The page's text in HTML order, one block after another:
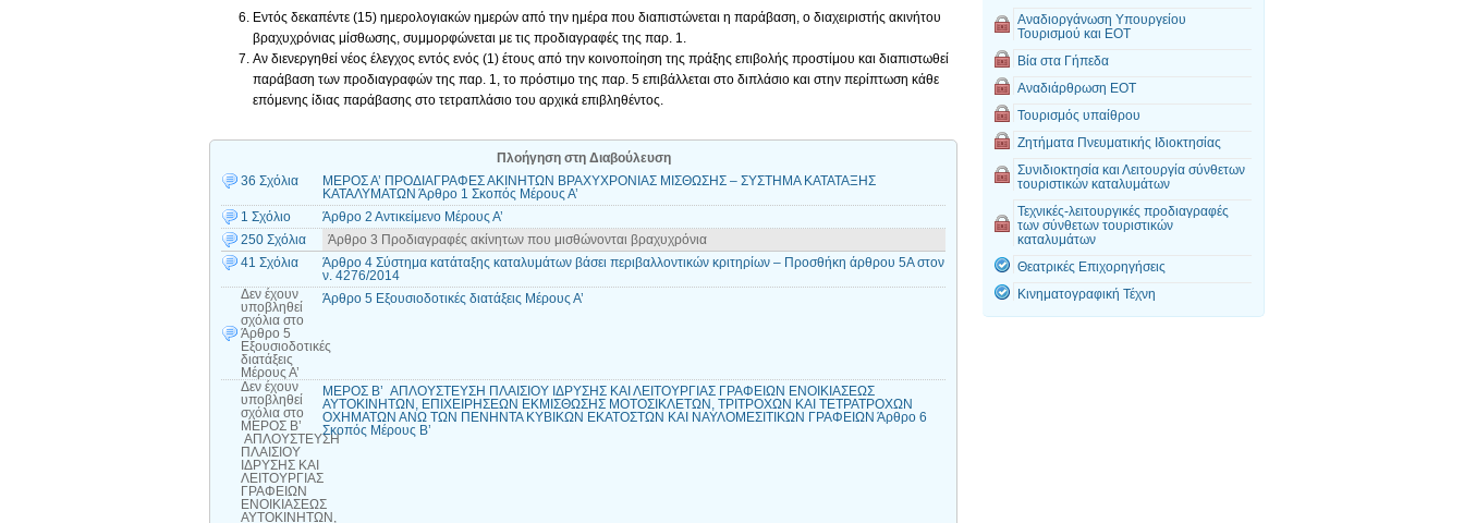
Εντός δεκαπέντε (15) ημερολογιακών ημερών από την ημέρα που διαπιστώνεται η παράβαση, ο διαχειριστής ακινήτου
βραχυχρόνιας μίσθωσης, συμμορφώνεται με τις προδιαγραφές της παρ. 1.
Αν διενεργηθεί νέος έλεγχος εντός ενός (1) έτους από την κοινοποίηση της πράξης επιβολής προστίμου και διαπιστωθεί
παράβαση των προδιαγραφών της παρ. 1, το πρόστιμο της παρ. 5 επιβάλλεται στο διπλάσιο και στην περίπτωση κάθε
επόμενης ίδιας παράβασης στο τετραπλάσιο του αρχικά επιβληθέντος.
Πλοήγηση στη Διαβούλευση
36 Σχόλια
ΜΕΡΟΣ Α’ ΠΡΟΔΙΑΓΡΑΦΕΣ ΑΚΙΝΗΤΩΝ ΒΡΑΧΥΧΡΟΝΙΑΣ ΜΙΣΘΩΣΗΣ – ΣΥΣΤΗΜΑ ΚΑΤΑΤΑΞΗΣ
ΚΑΤΑΛΥΜΑΤΩΝ Άρθρο 1 Σκοπός Μέρους Α’
1 Σχόλιο
Άρθρο 2 Αντικείμενο Μέρους Α’
250 Σχόλια
Άρθρο 3 Προδιαγραφές ακίνητων που μισθώνονται βραχυχρόνια
41 Σχόλια
Άρθρο 4 Σύστημα κατάταξης καταλυμάτων βάσει περιβαλλοντικών κριτηρίων – Προσθήκη άρθρου 5Α στον
ν. 4276/2014
Δεν έχουν
υποβληθεί
σχόλια στο
Άρθρο 5
Εξουσιοδοτικές
διατάξεις
Μέρους Α’
Άρθρο 5 Εξουσιοδοτικές διατάξεις Μέρους Α’
Δεν έχουν
υποβληθεί
σχόλια στο
ΜΕΡΟΣ Β’
ΑΠΛΟΥΣΤΕΥΣΗ
ΠΛΑΙΣΙΟΥ
ΙΔΡΥΣΗΣ ΚΑΙ
ΛΕΙΤΟΥΡΓΙΑΣ
ΓΡΑΦΕΙΩΝ
ΕΝΟΙΚΙΑΣΕΩΣ
ΑΥΤΟΚΙΝΗΤΩΝ,
ΜΕΡΟΣ Β’ ΑΠΛΟΥΣΤΕΥΣΗ ΠΛΑΙΣΙΟΥ ΙΔΡΥΣΗΣ ΚΑΙ ΛΕΙΤΟΥΡΓΙΑΣ ΓΡΑΦΕΙΩΝ ΕΝΟΙΚΙΑΣΕΩΣ
ΑΥΤΟΚΙΝΗΤΩΝ, ΕΠΙΧΕΙΡΗΣΕΩΝ ΕΚΜΙΣΘΩΣΗΣ ΜΟΤΟΣΙΚΛΕΤΩΝ, ΤΡΙΤΡΟΧΩΝ ΚΑΙ ΤΕΤΡΑΤΡΟΧΩΝ
ΟΧΗΜΑΤΩΝ ΑΝΩ ΤΩΝ ΠΕΝΗΝΤΑ ΚΥΒΙΚΩΝ ΕΚΑΤΟΣΤΩΝ ΚΑΙ ΝΑΥΛΟΜΕΣΙΤΙΚΩΝ ΓΡΑΦΕΙΩΝ Άρθρο 6
Σκοπός Μέρους Β’
Αναδιοργάνωση Υπουργείου
Τουρισμού και ΕΟΤ
Βία στα Γήπεδα
Αναδιάρθρωση ΕΟΤ
Τουρισμός υπαίθρου
Ζητήματα Πνευματικής Ιδιοκτησίας
Συνιδιοκτησία και Λειτουργία σύνθετων
τουριστικών καταλυμάτων
Τεχνικές-λειτουργικές προδιαγραφές
των σύνθετων τουριστικών
καταλυμάτων
Θεατρικές Επιχορηγήσεις
Κινηματογραφική Τέχνη